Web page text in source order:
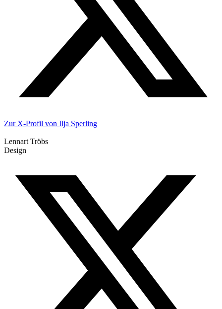
Zur X-Profil von Ilja Sperling
Lennart Tröbs
Design